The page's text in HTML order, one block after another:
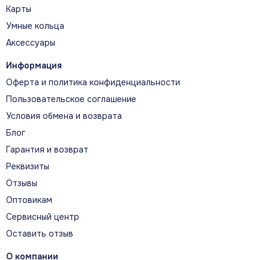
Карты
Умные кольца
Аксессуары
Информация
Оферта и политика конфиденциальности
Пользовательское соглашение
Условия обмена и возврата
Блог
Гарантия и возврат
Реквизиты
Отзывы
Оптовикам
Сервисный центр
Оставить отзыв
О компании